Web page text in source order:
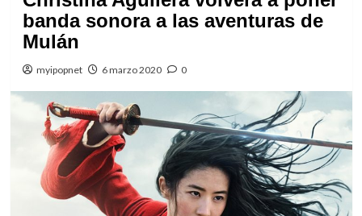
banda sonora a las aventuras de
Mulán
myipopnet 6 marzo 2020 0